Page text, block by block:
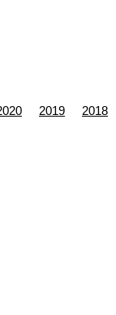
2019 2018